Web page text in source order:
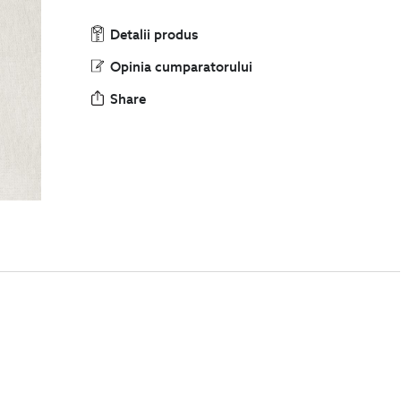
Detalii produs
Opinia cumparatorului
Share